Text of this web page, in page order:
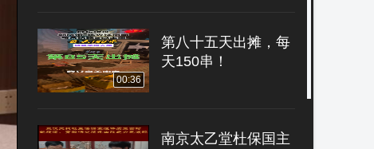
00:36
第八十五天出摊，每
天150串！
南京太乙堂杜保国主